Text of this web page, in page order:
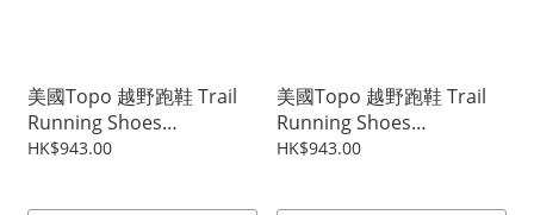
美國Topo 越野跑鞋 Trail
Running Shoes
Ultraventure 2
HK$943.00
美國Topo 越野跑鞋 Trail
Running Shoes
Ultraventure 2
HK$943.00